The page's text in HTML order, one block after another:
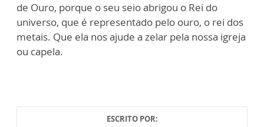
de Ouro, porque o seu seio abrigou o Rei do
universo, que é representado pelo ouro, o rei dos
metais. Que ela nos ajude a zelar pela nossa igreja
ou capela.
ESCRITO POR: